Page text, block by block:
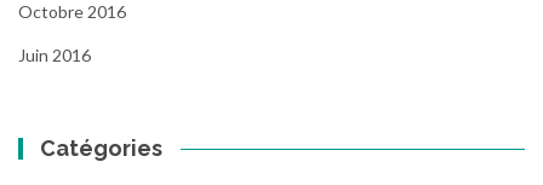
Octobre 2016
Juin 2016
Catégories